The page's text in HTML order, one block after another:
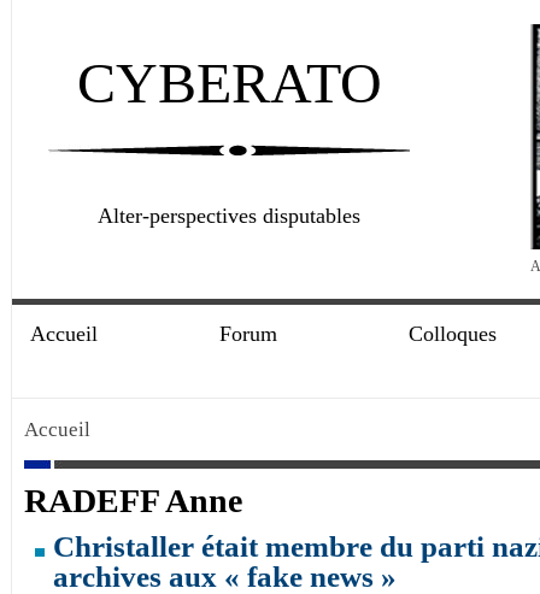
CYBERATO
Alter-perspectives disputables
Accueil Forum Colloques
Accueil
RADEFF Anne
Christaller était membre du parti
archives aux « fake news »